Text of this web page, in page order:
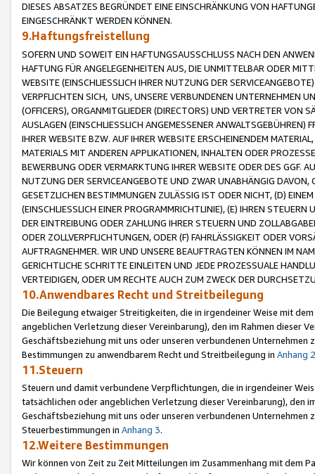
DIESES ABSATZES BEGRÜNDET EINE EINSCHRÄNKUNG VON
EINGESCHRÄNKT WERDEN KÖNNEN.
9.Haftungsfreistellung
SOFERN UND SOWEIT EIN HAFTUNGSAUSSCHLUSS NACH DEN
HAFTUNG FÜR ANGELEGENHEITEN AUS, DIE UNMITTELBAR ODER
WEBSITE (EINSCHLIESSLICH IHRER NUTZUNG DER
VERPFLICHTEN SICH, UNS, UNSERE VERBUNDENEN UNTERNEHMEN
(OFFICERS), ORGANMITGLIEDER (DIRECTORS) UND VERTRETER VON
AUSLAGEN (EINSCHLIESSLICH ANGEMESSENER
IHRER WEBSITE BZW. AUF IHRER WEBSITE ERSCHEINENDEM
MATERIALS MIT ANDEREN APPLIKATIONEN, INHALTEN ODER
BEWERBUNG ODER VERMARKTUNG IHRER WEBSITE ODER DES GGF.
NUTZUNG DER SERVICEANGEBOTE UND ZWAR UNABHÄNGIG
GESETZLICHEN BESTIMMUNGEN ZULÄSSIG IST ODER NICHT, (D)
(EINSCHLIESSLICH EINER PROGRAMMRICHTLINIE), (E) IHREN
DER EINTREIBUNG ODER ZAHLUNG IHRER STEUERN UND
ODER ZOLLVERPFLICHTUNGEN, ODER (F) FAHRLÄSSIGKEIT ODER
AUFTRAGNEHMER. WIR UND UNSERE BEAUFTRAGTEN KÖNNEN IM
GERICHTLICHE SCHRITTE EINLEITEN UND JEDE PROZESSUALE
VERTEIDIGEN, ODER UM RECHTE AUCH ZUM ZWECK DER
10.Anwendbares Recht und Streitbeilegung
Die Beilegung etwaiger Streitigkeiten, die in irgendeiner Weise mit
angeblichen Verletzung dieser Vereinbarung), den im Rahmen dieser
Geschäftsbeziehung mit uns oder unseren verbundenen
Bestimmungen zu anwendbarem Recht und Streitbeilegung in Anhang 2
11.Steuern
Steuern und damit verbundene Verpflichtungen, die in irgendeiner
tatsächlichen oder angeblichen Verletzung dieser Vereinbarung), den
Geschäftsbeziehung mit uns oder unseren verbundenen
Steuerbestimmungen in Anhang 3.
12.Weitere Bestimmungen
Wir können von Zeit zu Zeit Mitteilungen im Zusammenhang mit dem